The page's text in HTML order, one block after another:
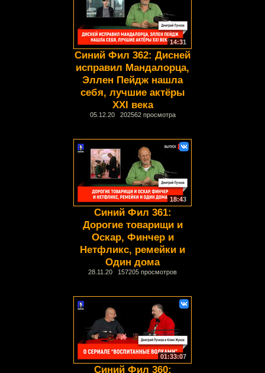
14:31
Синий Фил 362: Дисней
исправил Мандалорца,
Эллен Пейдж нашла
себя, лучшие актёры
XXI века
05.12.20 202562 просмотра
18:43
Синий Фил 361:
Дорогие товарищи и
Оскар, Финчер и
Нетфликс, ремейки и
Один дома
28.11.20 157205 просмотров
01:33:07
Синий Фил 360: